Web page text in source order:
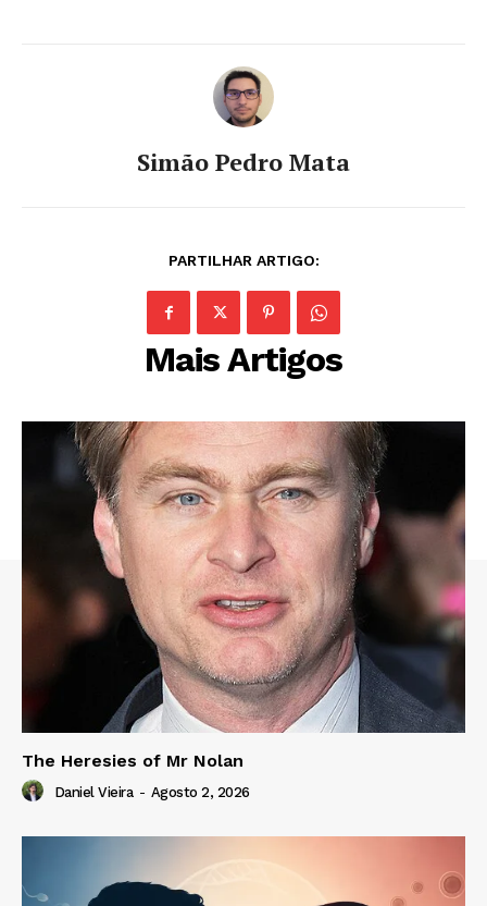
Simão Pedro Mata
PARTILHAR ARTIGO:
Mais Artigos
The Heresies of Mr Nolan
Daniel Vieira - Agosto 2, 2026